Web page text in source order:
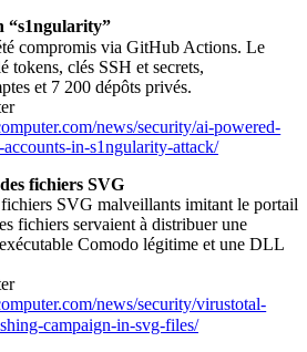
“s1ngularity”
compromis via GitHub Actions. Le
tokens, clés SSH et secrets,
et 7 200 dépôts privés.
news/security/ai-powered-
in-s1ngularity-attack/
fichiers SVG
SVG malveillants imitant le portail
fichiers servaient à distribuer une
Comodo légitime et une DLL
news/security/virustotal-
campaign-in-svg-files/